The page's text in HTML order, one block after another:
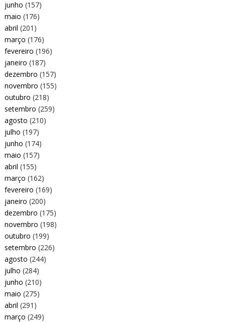
junho (157)
maio (176)
abril (201)
março (176)
fevereiro (196)
janeiro (187)
dezembro (157)
novembro (155)
outubro (218)
setembro (259)
agosto (210)
julho (197)
junho (174)
maio (157)
abril (155)
março (162)
fevereiro (169)
janeiro (200)
dezembro (175)
novembro (198)
outubro (199)
setembro (226)
agosto (244)
julho (284)
junho (210)
maio (275)
abril (291)
março (249)